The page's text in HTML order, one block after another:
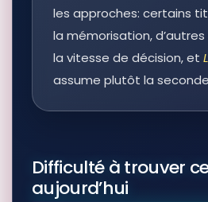
les approches: certains
la mémorisation, d’autres
la vitesse de décision, et
assume plutôt la
Difficulté à trouver
aujourd’hui